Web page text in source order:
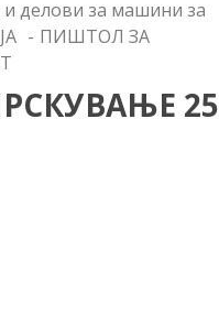
делови за машини за
- ПИШТОЛ ЗА
25